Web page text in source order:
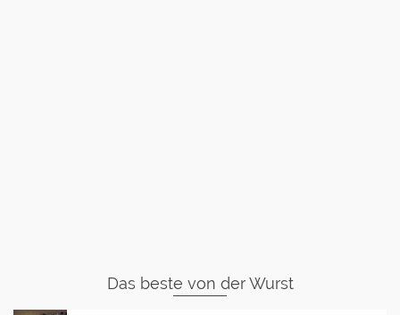
Das beste von der Wurst